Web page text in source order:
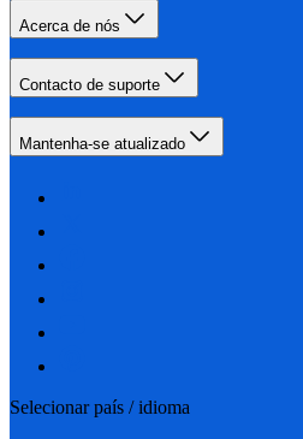
Acerca de nós
Contacto de suporte
Mantenha-se atualizado
Selecionar país / idioma